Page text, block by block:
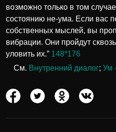
возможно только в том
состоянию не-ума. Если вас
собственных мыслей, вы
вибрации. Они пройдут
уловить их.” 148*176
См. Внутренний диалог; Ум